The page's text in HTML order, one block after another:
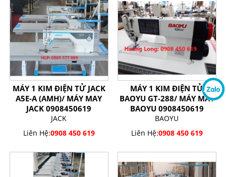
MÁY 1 KIM ĐIỆN TỬ JACK
A5E-A (AMH)/ MÁY MAY
JACK 0908450619
JACK
Liên Hệ:0908 450 619
MÁY 1 KIM ĐIỆN TỬ
BAOYU GT-288/ MÁY MAY
BAOYU 0908450619
BAOYU
Liên Hệ:0908 450 619